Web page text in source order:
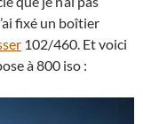
fixé un boîtier
102/460. Et voici
à 800 iso :